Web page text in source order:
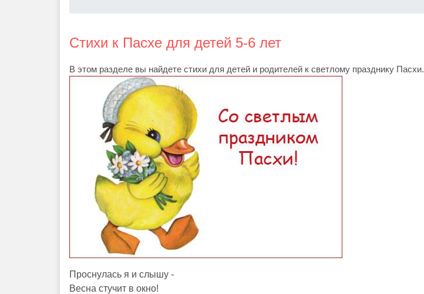
Стихи к Пасхе для детей 5-6 лет
В этом разделе вы найдете стихи для детей и родителей к светлому празднику Пасхи.
Проснулась я и слышу -
Весна стучит в окно!